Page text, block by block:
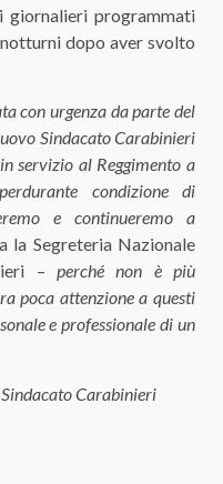
giornalieri programmati
dopo aver svolto
con urgenza da parte del
Sindacato Carabinieri
servizio al Reggimento a
condizione di
e continueremo a
la Segreteria Nazionale
– perché non è più
poca attenzione a questi
e professionale di un
Carabinieri